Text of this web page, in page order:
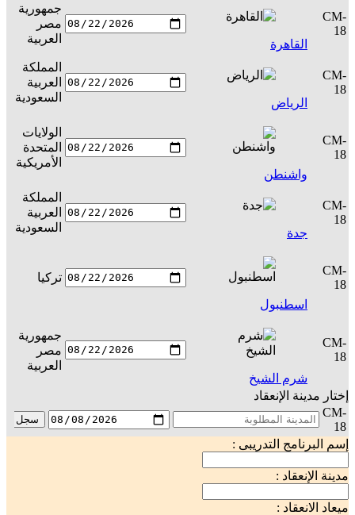
CM-
18
القاهرة
جمهورية
مصر
العربية
CM-
18
الرياض
المملكة
العربية
السعودية
CM-
18
واشنطن
الولايات
المتحدة
الأمريكية
CM-
18
جدة
المملكة
العربية
السعودية
CM-
18
اسطنبول
تركيا
CM-
18
شرم الشيخ
جمهورية
مصر
العربية
إختار مدينة الإنعقاد
CM-
18
سجل
إسم البرنامج التدريبى :
مدينة الإنعقاد :
ميعاد الانعقاد :